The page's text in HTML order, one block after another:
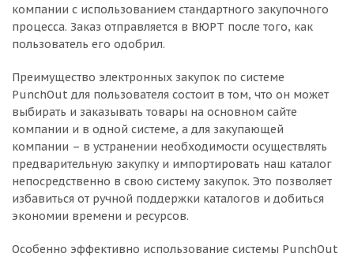
компании с использованием стандартного закупочного
процесса. Заказ отправляется в ВЮРТ после того, как
пользователь его одобрил.
Преимущество электронных закупок по системе
PunchOut для пользователя состоит в том, что он может
выбирать и заказывать товары на основном сайте
компании и в одной системе, а для закупающей
компании – в устранении необходимости осуществлять
предварительную закупку и импортировать наш каталог
непосредственно в свою систему закупок. Это позволяет
избавиться от ручной поддержки каталогов и добиться
экономии времени и ресурсов.
Особенно эффективно использование системы PunchOut